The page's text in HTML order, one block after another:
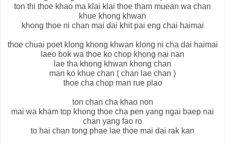
ton thi thoe khao ma klai klai thoe tham muean wa chan
khue khong khwan
khong thoe ni chan mai dai khit pai eng chai haimai
thoe chuai poet klong khong khwan klong ni cha dai haimai
laeo bok wa thoe ko chop khong nai nan
lae tha khong khwan khong chan
man ko khue chan ( chan lae chan )
thoe cha chop man rue plao
ton chan cha khao non
mai wa kham top khong thoe cha pen yang ngai baep nai
chan yang fao ro
to hai chan tong phae lae thoe mai dai rak kan